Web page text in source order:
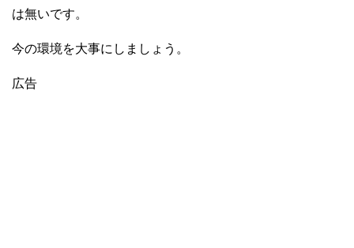
は無いです。
今の環境を大事にしましょう。
広告